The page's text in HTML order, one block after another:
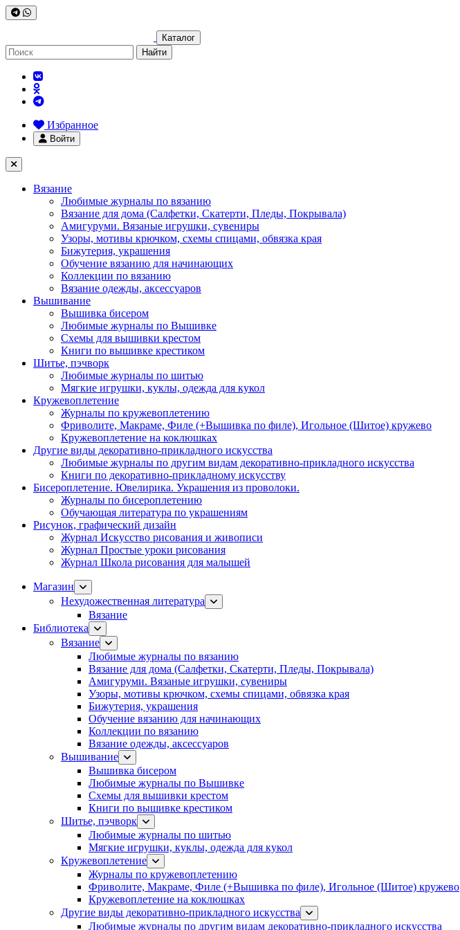
Каталог
Найти
Избранное
Войти
Вязание
Любимые журналы по вязанию
Вязание для дома (Салфетки, Скатерти, Пледы, Покрывала)
Амигуруми. Вязаные игрушки, сувениры
Узоры, мотивы крючком, схемы спицами, обвязка края
Бижутерия, украшения
Обучение вязанию для начинающих
Коллекции по вязанию
Вязание одежды, аксессуаров
Вышивание
Вышивка бисером
Любимые журналы по Вышивке
Схемы для вышивки крестом
Книги по вышивке крестиком
Шитье, пэчворк
Любимые журналы по шитью
Мягкие игрушки, куклы, одежда для кукол
Кружевоплетение
Журналы по кружевоплетению
Фриволите, Макраме, Филе (+Вышивка по филе), Игольное (Шитое) кружево
Кружевоплетение на коклюшках
Другие виды декоративно-прикладного искусства
Любимые журналы по другим видам декоративно-прикладного искусства
Книги по декоративно-прикладному искусству
Бисероплетение. Ювелирика. Украшения из проволоки.
Журналы по бисероплетению
Обучающая литература по украшениям
Рисунок, графический дизайн
Журнал Искусство рисования и живописи
Журнал Простые уроки рисования
Журнал Школа рисования для малышей
Магазин
Нехудожественная литература
Вязание
Библиотека
Вязание
Любимые журналы по вязанию
Вязание для дома (Салфетки, Скатерти, Пледы, Покрывала)
Амигуруми. Вязаные игрушки, сувениры
Узоры, мотивы крючком, схемы спицами, обвязка края
Бижутерия, украшения
Обучение вязанию для начинающих
Коллекции по вязанию
Вязание одежды, аксессуаров
Вышивание
Вышивка бисером
Любимые журналы по Вышивке
Схемы для вышивки крестом
Книги по вышивке крестиком
Шитье, пэчворк
Любимые журналы по шитью
Мягкие игрушки, куклы, одежда для кукол
Кружевоплетение
Журналы по кружевоплетению
Фриволите, Макраме, Филе (+Вышивка по филе), Игольное (Шитое) кружево
Кружевоплетение на коклюшках
Другие виды декоративно-прикладного искусства
Любимые журналы по другим видам декоративно-прикладного искусства